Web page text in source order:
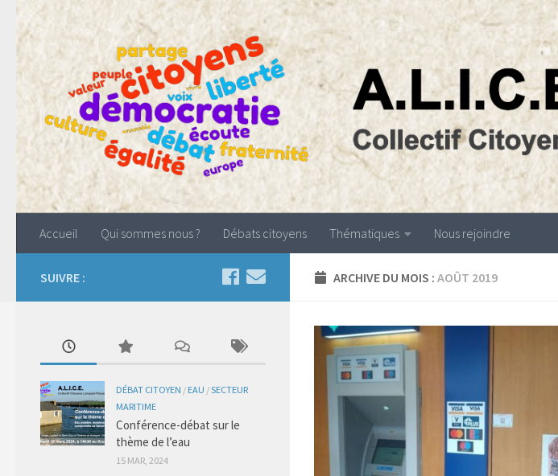
Accueil Qui sommes nous ? Débats citoyens Thématiques Nous rejoindre
ARCHIVE DU MOIS : AOÛT 2019
SUIVRE :
DÉBAT CITOYEN / EAU /SECTEUR
MARITIME
Conférence-débat sur le
thème de l’eau
15 MAR, 2024